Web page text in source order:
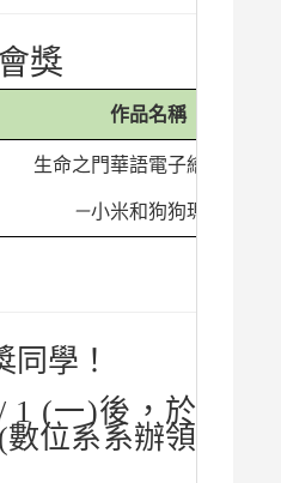
獎
作品名稱
生命之門華語電子繪本編製
－小米和狗狗瑪尼
同學！
1 (一)後，於
位系系辦領